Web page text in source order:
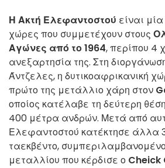
Η Ακτή Ελεφαντοστού είναι
χώρες που συμμετέχουν στους
Αγώνες από το 1964, περίπου 4
ανεξαρτησία της. Στη
Άντζελες, η δυτικοαφρικανική
πρώτο της μετάλλιο χάρη στον
οποίος κατέλαβε τη δεύτερη
400 μέτρα ανδρών. Μετά από
Ελεφαντοστού κατέκτησε άλλα
ταεκβέντο,
μεταλλίου που κέρδισε ο Cheick